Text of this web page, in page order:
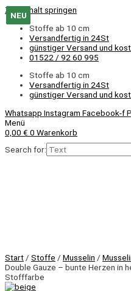
Zum Inhalt springen
Stoffe ab 10 cm
Versandfertig in 24St
günstiger Versand und
01522 / 92 60 995
Stoffe ab 10 cm
Versandfertig in 24St
günstiger Versand und
Whatsapp Instagram Facebook-f
Menü
0,00 € 0 Warenkorb
Search for:
Start / Stoffe / Musselin /
Double Gauze – bunte Herzen in
Stofffarbe
NEU
NEU
NEU
NEU
NEU
NEU